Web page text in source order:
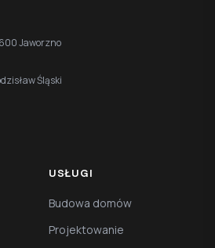
Jaworzno
Śląski
USŁUGI
Budowa domów
Projektowanie